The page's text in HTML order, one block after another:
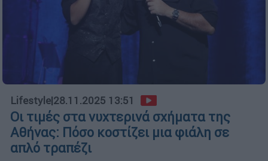
Lifestyle|28.11.2025 13:51
Οι τιμές στα νυχτερινά σχήματα της
Αθήνας: Πόσο κοστίζει μια φιάλη σε
απλό τραπέζι